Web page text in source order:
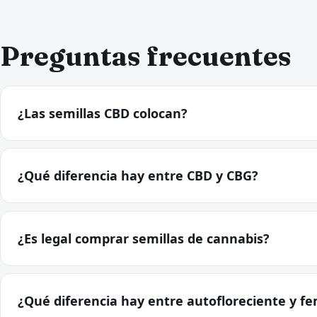
Preguntas frecuentes
¿Las semillas CBD colocan?
¿Qué diferencia hay entre CBD y CBG?
¿Es legal comprar semillas de cannabis?
¿Qué diferencia hay entre autofloreciente y